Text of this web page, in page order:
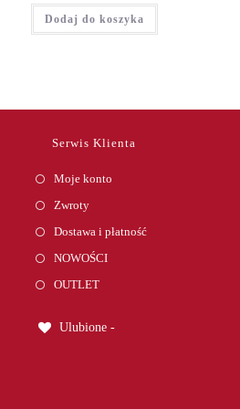
Dodaj do koszyka
Serwis Klienta
Moje konto
Zwroty
Dostawa i płatność
NOWOŚCI
OUTLET
Ulubione -